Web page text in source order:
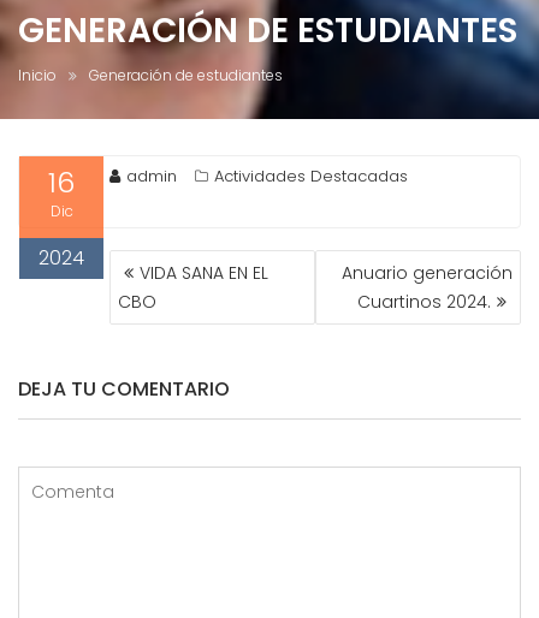
GENERACIÓN DE ESTUDIANTES
Inicio Generación de estudiantes
16
Dic
2024
admin Actividades Destacadas
NAVEGACIÓN
DE
ENTRADAS
VIDA SANA EN EL
CBO
Anuario generación
Cuartinos 2024.
DEJA TU COMENTARIO